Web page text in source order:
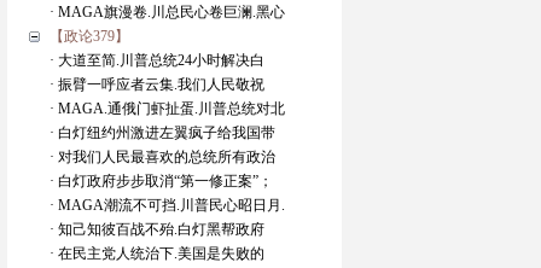
· MAGA旗漫卷.川总民心卷巨澜.黑心
【政论379】
· 大道至简.川普总统24小时解决白
· 振臂一呼应者云集.我们人民敬祝
· MAGA.通俄门虾扯蛋.川普总统对北
· 白灯纽约州激进左翼疯子给我国带
· 对我们人民最喜欢的总统所有政治
· 白灯政府步步取消“第一修正案”；
· MAGA潮流不可挡.川普民心昭日月.
· 知己知彼百战不殆.白灯黑帮政府
· 在民主党人统治下.美国是失败的